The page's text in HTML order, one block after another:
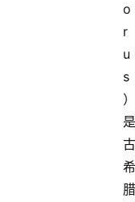
o
r
u
s
）
是
古
希
腊